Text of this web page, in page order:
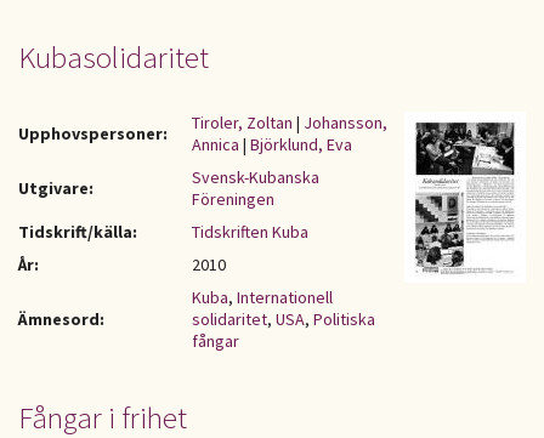
Kubasolidaritet
Upphovspersoner: Tiroler, Zoltan | Johansson,
Annica | Björklund, Eva
Utgivare:
Svensk-Kubanska
Föreningen
Tidskrift/källa:
Tidskriften Kuba
År:
2010
Ämnesord:
Kuba, Internationell
solidaritet, USA, Politiska
fångar
Fångar i frihet